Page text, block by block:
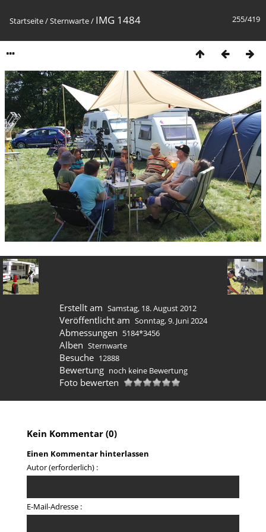
255/419
Startseite/Sternwarte/ IMG 1484
Erstellt am Samstag, 18. August 2012
Veröffentlicht am Sonntag, 9. Juni 2024
Abmessungen 5184*3456
Alben Sternwarte
Besuche 12888
Bewertung noch keine Bewertung
Foto bewerten
Kein Kommentar (0)
Einen Kommentar hinterlassen
Autor (erforderlich) :
E-Mail-Adresse :